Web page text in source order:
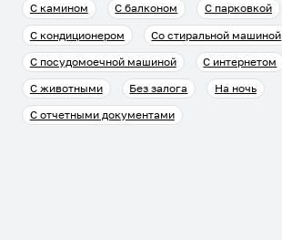
С камином
С балконом С парковкой
С кондиционером
Со стиральной машиной
С посудомоечной машиной
С интернетом
С животными
Без залога
На ночь
С отчетными документами